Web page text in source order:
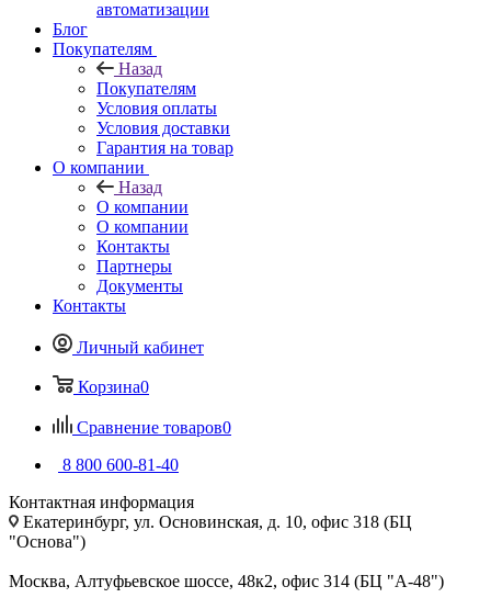
автоматизации
Блог
Покупателям
Назад
Покупателям
Условия оплаты
Условия доставки
Гарантия на товар
О компании
Назад
О компании
О компании
Контакты
Партнеры
Документы
Контакты
Личный кабинет
Корзина0
Сравнение товаров0
8 800 600-81-40
Контактная информация
Екатеринбург, ул. Основинская, д. 10, офис 318 (БЦ
"Основа")
Москва, Алтуфьевское шоссе, 48к2, офис 314 (БЦ "А-48")